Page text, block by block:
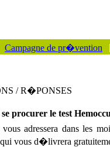
Campagne de pr�vention |
/ R�PONSES
procurer le test
adressera dans les
vous d�livrera